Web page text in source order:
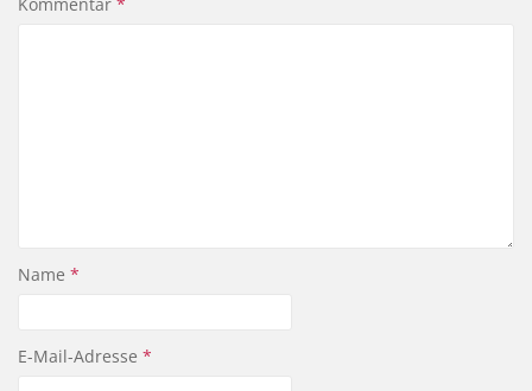
Name *
E-Mail-Adresse *